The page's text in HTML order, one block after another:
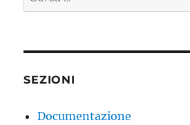
SEZIONI
Documentazione